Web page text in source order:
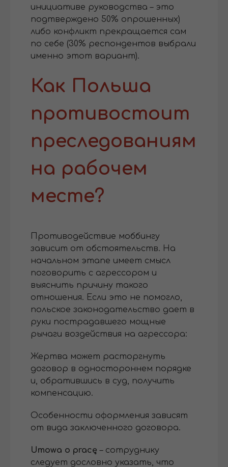
инициативе руководства – это
подтверждено 50% опрошенных)
либо конфликт прекращается сам
по себе (30% респондентов выбрали
именно этот вариант).
Как Польша
противостоит
преследованиям
на рабочем
месте?
Противодействие моббингу
зависит от обстоятельств. На
начальном этапе имеет смысл
поговорить с агрессором и
выяснить причину такого
отношения. Если это не помогло,
польское законодательство дает в
руки пострадавшего мощные
рычаги воздействия на агрессора:
Жертва может расторгнуть
договор в одностороннем порядке
и, обратившись в суд, получить
компенсацию.
Особенности оформления зависят
от вида заключенного договора.
Umowa o pracę – сотруднику
следует дословно указать, что